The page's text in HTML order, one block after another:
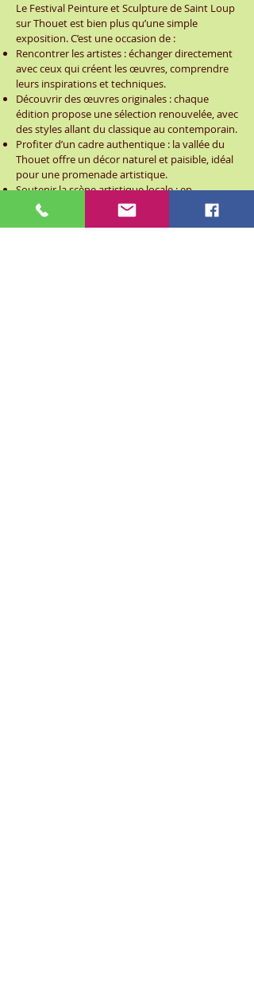
Le Festival Peinture et Sculpture de Saint Loup
sur Thouet est bien plus qu’une simple
exposition. C’est une occasion de :
Rencontrer les artistes : échanger directement
avec ceux qui créent les œuvres, comprendre
leurs inspirations et techniques.
Découvrir des œuvres originales : chaque
édition propose une sélection renouvelée, avec
des styles allant du classique au contemporain.
Profiter d’un cadre authentique : la vallée du
Thouet offre un décor naturel et paisible, idéal
pour une promenade artistique.
Soutenir la scène artistique locale : en
participant, vous encouragez les artistes et
contribuez à la vie culturelle de la région.